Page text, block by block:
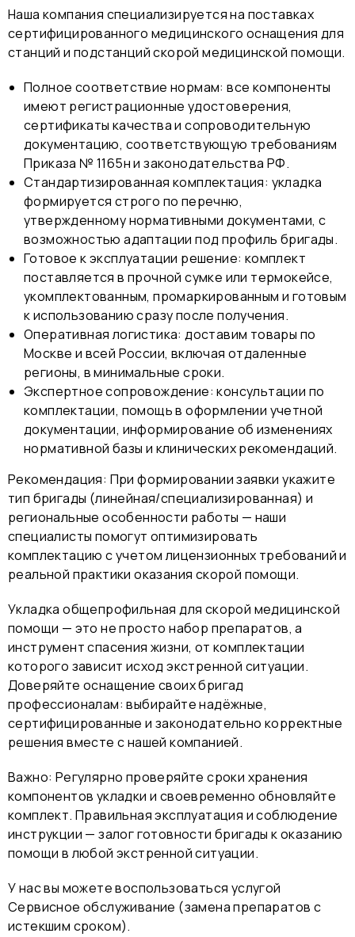
Наша компания специализируется на поставках
сертифицированного медицинского оснащения для
станций и подстанций скорой медицинской помощи.
Полное соответствие нормам: все компоненты
имеют регистрационные удостоверения,
сертификаты качества и сопроводительную
документацию, соответствующую требованиям
Приказа № 1165н и законодательства РФ.
Стандартизированная комплектация: укладка
формируется строго по перечню,
утвержденному нормативными документами, с
возможностью адаптации под профиль бригады.
Готовое к эксплуатации решение: комплект
поставляется в прочной сумке или термокейсе,
укомплектованным, промаркированным и готовым
к использованию сразу после получения.
Оперативная логистика: доставим товары по
Москве и всей России, включая отдаленные
регионы, в минимальные сроки.
Экспертное сопровождение: консультации по
комплектации, помощь в оформлении учетной
документации, информирование об изменениях
нормативной базы и клинических рекомендаций.
Рекомендация: При формировании заявки укажите
тип бригады (линейная/специализированная) и
региональные особенности работы — наши
специалисты помогут оптимизировать
комплектацию с учетом лицензионных требований и
реальной практики оказания скорой помощи.
Укладка общепрофильная для скорой медицинской
помощи — это не просто набор препаратов, а
инструмент спасения жизни, от комплектации
которого зависит исход экстренной ситуации.
Доверяйте оснащение своих бригад
профессионалам: выбирайте надёжные,
сертифицированные и законодательно корректные
решения вместе с нашей компанией.
Важно: Регулярно проверяйте сроки хранения
компонентов укладки и своевременно обновляйте
комплект. Правильная эксплуатация и соблюдение
инструкции — залог готовности бригады к оказанию
помощи в любой экстренной ситуации.
У нас вы можете воспользоваться услугой
Сервисное обслуживание (замена препаратов с
истекшим сроком).